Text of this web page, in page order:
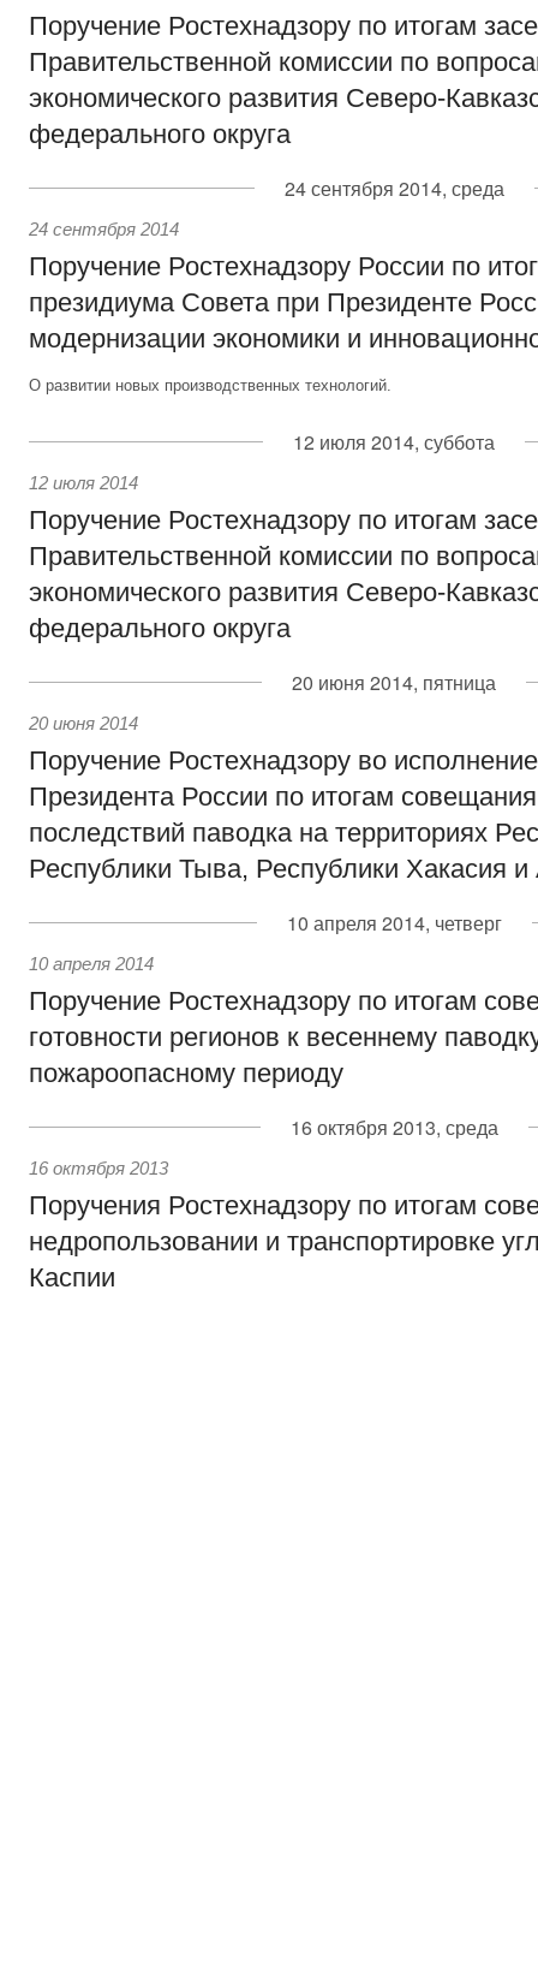
Поручение Ростехнадзору по итогам
Правительственной комиссии по
экономического развития Северо-
федерального округа
24 сентября 2014, среда
24 сентября 2014
Поручение Ростехнадзору России по
президиума Совета при Президенте
модернизации экономики и
О развитии новых производственных технологий.
12 июля 2014, суббота
12 июля 2014
Поручение Ростехнадзору по итогам
Правительственной комиссии по
экономического развития Северо-
федерального округа
20 июня 2014, пятница
20 июня 2014
Поручение Ростехнадзору во
Президента России по итогам
последствий паводка на территориях
Республики Тыва, Республики Хакасия и
10 апреля 2014, четверг
10 апреля 2014
Поручение Ростехнадзору по итогам
готовности регионов к весеннему
пожароопасному периоду
16 октября 2013, среда
16 октября 2013
Поручения Ростехнадзору по итогам
недропользовании и транспортировке
Каспии